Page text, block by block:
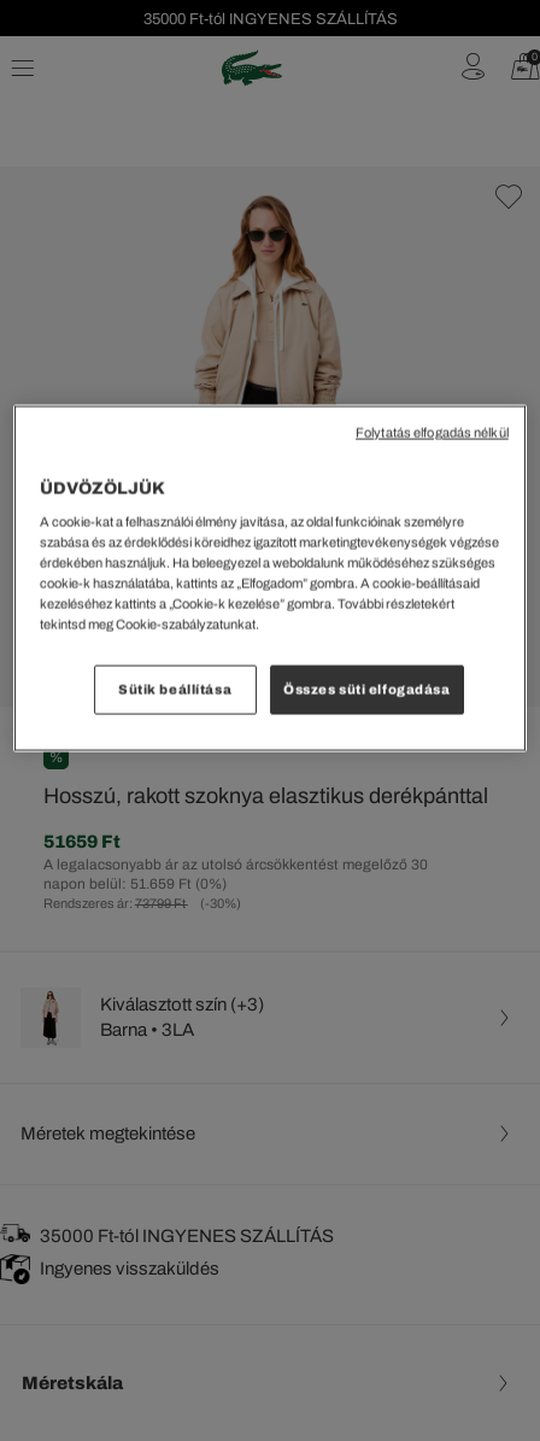
35000 Ft-tól INGYENES SZÁLLÍTÁS
Szezonális leárazás akár -40%! 0
%
Hosszú, rakott szoknya elasztikus derékpánttal
Rendszeres ár: 73799 Ft (-30%)
A legalacsonyabb ár az utolsó árcsökkentést megelőző 30
napon belül: 51.659 Ft (0%)
51659 Ft
Kiválasztott szín (+3)
Barna • 3LA
Méretek megtekintése
35000 Ft-tól INGYENES SZÁLLÍTÁS
Ingyenes visszaküldés
Méretskála
ÜDVÖZÖLJÜK
A cookie-kat a felhasználói élmény javítása, az oldal funkcióinak személyre
szabása és az érdeklődési köreidhez igazított marketingtevékenységek végzése
érdekében használjuk. Ha beleegyezel a weboldalunk működéséhez szükséges
cookie-k használatába, kattints az „Elfogadom” gombra. A cookie-beállításaid
kezeléséhez kattints a „Cookie-k kezelése” gombra. További részletekért
tekintsd meg Cookie-szabályzatunkat.
Sütik beállítása Összes süti elfogadása
Folytatás elfogadás nélkül